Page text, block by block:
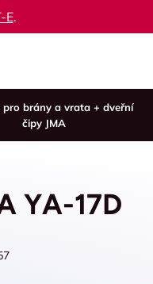
E.
pro brány a vrata + dveřní
čipy JMA
YA-17D